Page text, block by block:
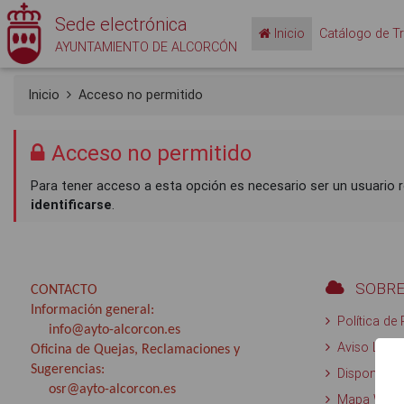
Sede electrónica
AYUNTAMIENTO DE ALCORCÓN
Inicio Catálogo de
Inicio Acceso no permitido
Acceso no permitido
Para tener acceso a esta opción es necesario ser un usuario
identificarse.
CONTACTO
Información general:
info@ayto-alcorcon.es
Oficina de Quejas, Reclamaciones y
Sugerencias:
osr@ayto-alcorcon.es
Política de
Aviso Legal
Mapa Web